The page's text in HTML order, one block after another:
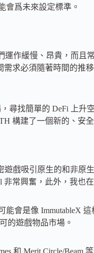
會爲未來設定標準。
作緩慢、昂貴，而且
求必須隨著時間的推
尋找簡單的 DeFi 上升
構建了一個新的、安
戲吸引原生的和非原
非常興奮，此外，我也
能會是像 ImmutableX
的遊戲物品市場。
和 Merit Circle/Beam